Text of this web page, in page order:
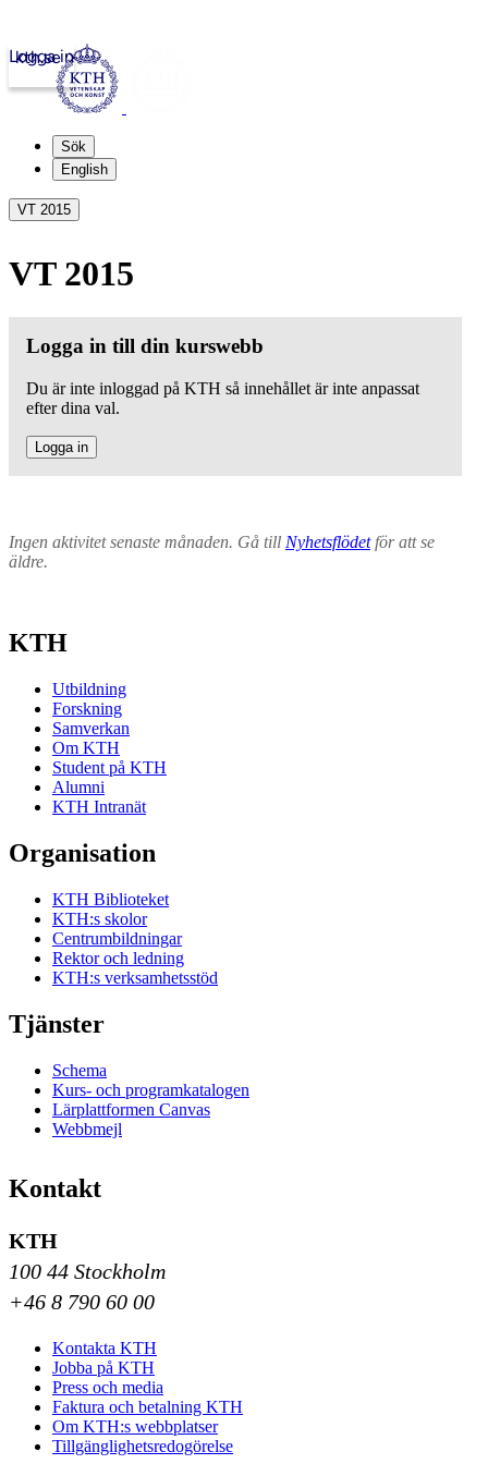
kth.se
Logga in
Sök
English
VT 2015
VT 2015
Logga in till din kurswebb
Du är inte inloggad på KTH så innehållet är inte anpassat
efter dina val.
Logga in
Ingen aktivitet senaste månaden. Gå till Nyhetsflödetför att se
äldre.
KTH
Utbildning
Forskning
Samverkan
Om KTH
Student på KTH
Alumni
KTH Intranät
Organisation
KTH Biblioteket
KTH:s skolor
Centrumbildningar
Rektor och ledning
KTH:s verksamhetsstöd
Tjänster
Schema
Kurs- och programkatalogen
Lärplattformen Canvas
Webbmejl
Kontakt
KTH
100 44 Stockholm
+46 8 790 60 00
Kontakta KTH
Jobba på KTH
Press och media
Faktura och betalning KTH
Om KTH:s webbplatser
Tillgänglighetsredogörelse